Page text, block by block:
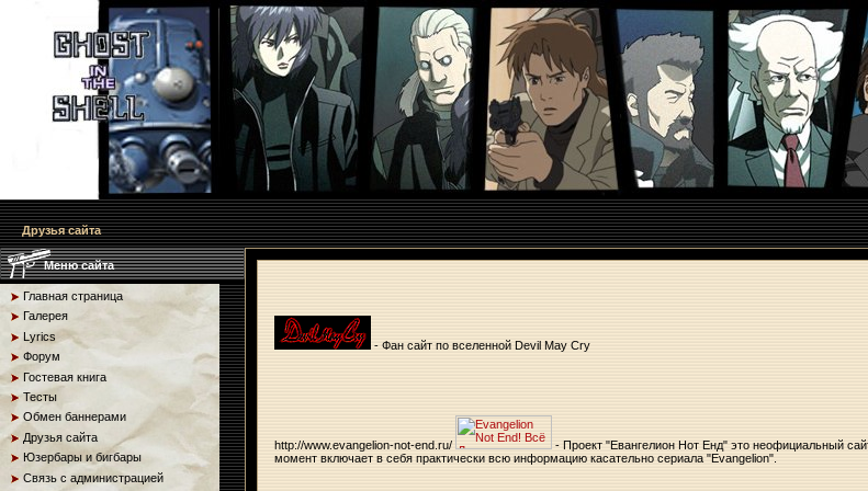
Друзья сайта
Меню сайта
Главная страница
Галерея
Lyrics
Форум
Гостевая книга
Тесты
Обмен баннерами
Друзья сайта
Юзербары и бигбары
Связь с администрацией
- Фан сайт по вселенной Devil May Cry
http://www.evangelion-not-end.ru/
- Проект "Евангелиoн Нот Енд" это неофициальный
момент включает в себя практически всю информацию касательно сериала "Evangelion".